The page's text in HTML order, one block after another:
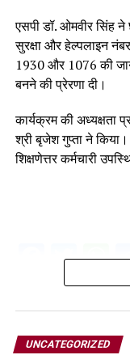
एसपी डॉ. ओमवीर सिंह ने
सुरक्षा और हेल्पलाइन
1930 और 1076 की
बनने की प्रेरणा दी।
कार्यक्रम की अध्यक्षता
श्री बृजेश गुप्ता ने
शिक्षणेत्तर कर्मचारी
UNCATEGORIZED